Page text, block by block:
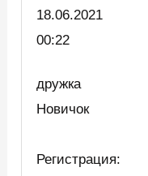
18.06.2021
00:22
дружка
Новичок
Регистрация: